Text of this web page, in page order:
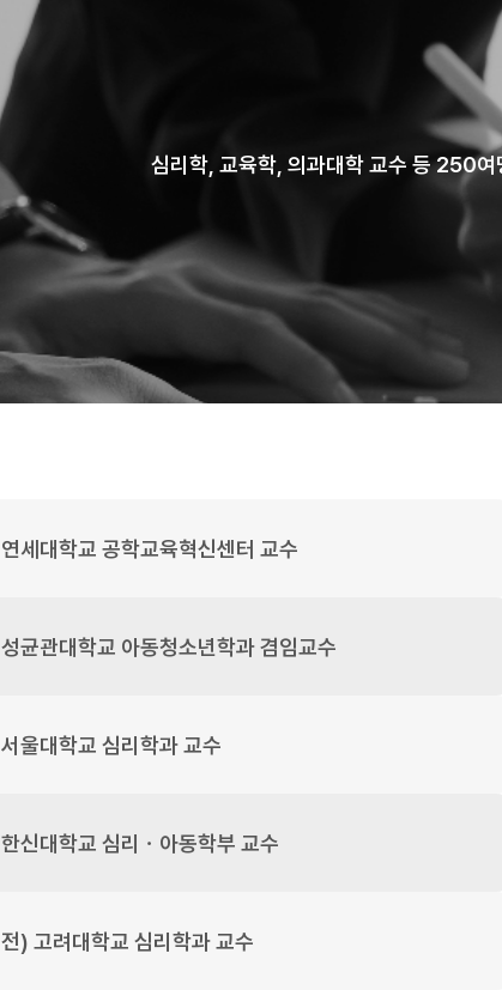
심리학, 교육학, 의과대학 교수 등 250
연세대학교 공학교육혁신센터 교수
성균관대학교 아동청소년학과 겸임교수
서울대학교 심리학과 교수
한신대학교 심리ㆍ아동학부 교수
전) 고려대학교 심리학과 교수